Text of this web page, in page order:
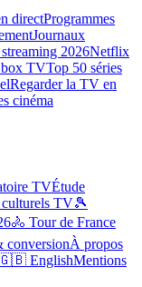
directProgrammes
Journaux
2026Netflix
TVTop 50 séries
Regarder la TV en
cinéma
TVÉtude
culturels TV🎾
🚴 Tour de France
À propos
EnglishMentions